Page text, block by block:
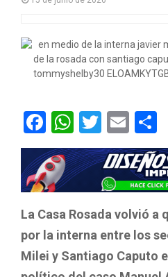
F
a
ce
b
o
o
k
W
h
at
s
A
p
p
T
wi
tt
er
E
m
ail
o
p
La Casa Rosada volvió a
por la interna entre los
Milei y Santiago Caputo